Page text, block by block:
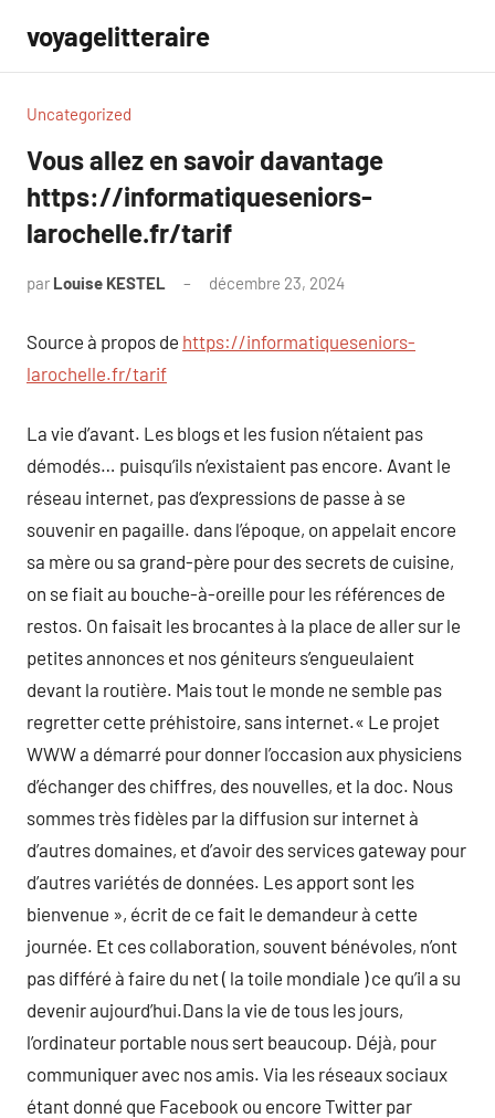
contenu
voyagelitteraire
Uncategorized
Vous allez en savoir davantage
https://informatiqueseniors-
larochelle.fr/tarif
par Louise KESTEL décembre 23, 2024
Source à propos de https://informatiqueseniors-
larochelle.fr/tarif
La vie d’avant. Les blogs et les fusion n’étaient pas
démodés… puisqu’ils n’existaient pas encore. Avant le
réseau internet, pas d’expressions de passe à se
souvenir en pagaille. dans l’époque, on appelait encore
sa mère ou sa grand-père pour des secrets de cuisine,
on se fiait au bouche-à-oreille pour les références de
restos. On faisait les brocantes à la place de aller sur le
petites annonces et nos géniteurs s’engueulaient
devant la routière. Mais tout le monde ne semble pas
regretter cette préhistoire, sans internet.« Le projet
WWW a démarré pour donner l’occasion aux physiciens
d’échanger des chiffres, des nouvelles, et la doc. Nous
sommes très fidèles par la diffusion sur internet à
d’autres domaines, et d’avoir des services gateway pour
d’autres variétés de données. Les apport sont les
bienvenue », écrit de ce fait le demandeur à cette
journée. Et ces collaboration, souvent bénévoles, n’ont
pas différé à faire du net ( la toile mondiale ) ce qu’il a su
devenir aujourd’hui.Dans la vie de tous les jours,
l’ordinateur portable nous sert beaucoup. Déjà, pour
communiquer avec nos amis. Via les réseaux sociaux
étant donné que Facebook ou encore Twitter par